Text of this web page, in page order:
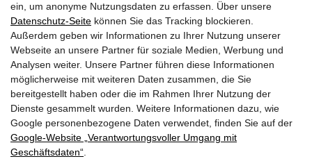
ein, um anonyme Nutzungsdaten zu erfassen. Über unsere
Datenschutz-Seite können Sie das Tracking blockieren.
Außerdem geben wir Informationen zu Ihrer Nutzung unserer
Webseite an unsere Partner für soziale Medien, Werbung und
Analysen weiter. Unsere Partner führen diese Informationen
möglicherweise mit weiteren Daten zusammen, die Sie
bereitgestellt haben oder die im Rahmen Ihrer Nutzung der
Dienste gesammelt wurden. Weitere Informationen dazu, wie
Google personenbezogene Daten verwendet, finden Sie auf der
Google‑Website „Verantwortungsvoller Umgang mit
Geschäftsdaten“
PARTNER
LINKS
SITEMAP
IMPRESSUM & DATENSCHUTZ